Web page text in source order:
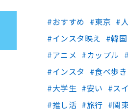
おすすめ 東京
インスタ映え
韓国
アニメ
カップル
インスタ
食べ歩き
大学生
安い ス
推し活
旅行 関